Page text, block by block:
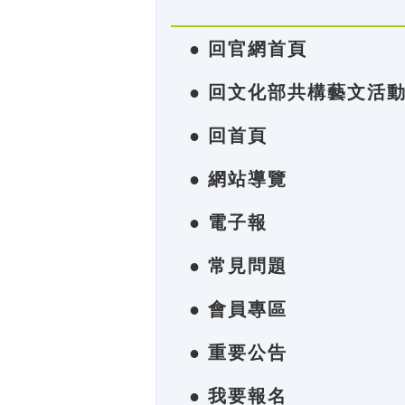
● 回官網首頁
● 回文化部共構藝文活
● 回首頁
● 網站導覽
● 電子報
● 常見問題
● 會員專區
● 重要公告
● 我要報名